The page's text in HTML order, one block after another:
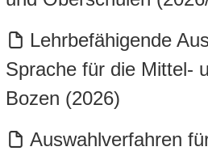
Lehrbefähigende
Sprache für die Mittel-
Bozen (2026)
Auswahlverfahren